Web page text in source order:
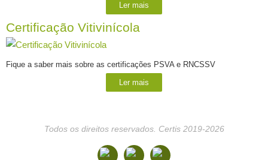
Ler mais
Certificação Vitivinícola
Fique a saber mais sobre as certificações PSVA e RNCSSV
Ler mais
Todos os direitos reservados. Certis 2019-2026